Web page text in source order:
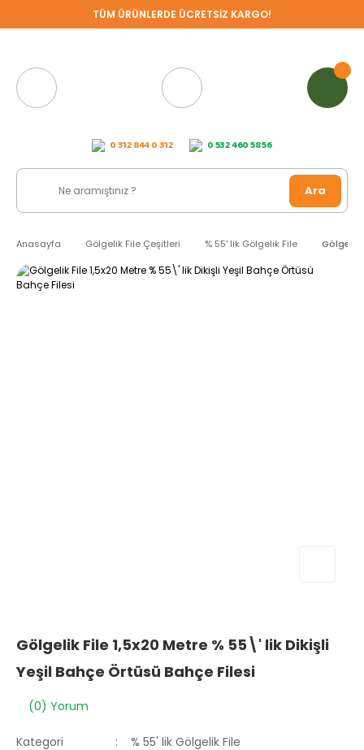
TÜM ÜRÜNLERDE ÜCRETSİZ KARGO!
0 312 844 0 312 0 532 460 58 56
Ara
Anasayfa Gölgelik File Çeşitleri % 55' lik Gölgelik File Gölgelik
Gölgelik File 1,5x20 Metre % 55\' lik Dikişli
Yeşil Bahçe Örtüsü Bahçe Filesi
(0) Yorum
Kategori
% 55' lik Gölgelik File